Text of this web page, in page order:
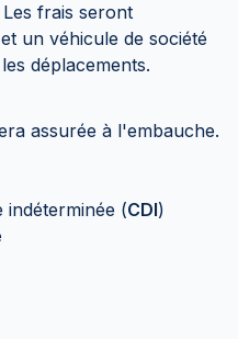
frais seront
un véhicule de société
déplacements.
assurée à l'embauche.
indéterminée (CDI)